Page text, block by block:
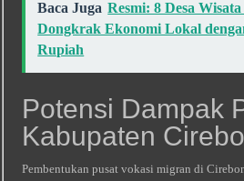
Baca Juga Resmi: 8 Desa
Dongkrak Ekonomi Lokal
Rupiah
Potensi Dampak
Kabupaten
Pembentukan pusat vokasi migran di